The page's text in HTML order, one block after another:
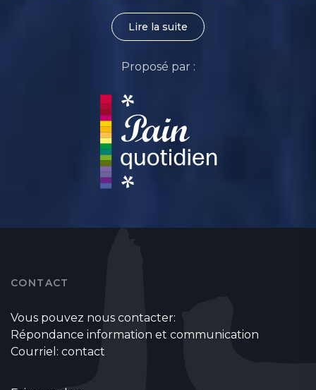
Lire la suite
Proposé par :
CONTACT
Vous pouvez nous contacter:
Répondance information et communication
Courriel: contact